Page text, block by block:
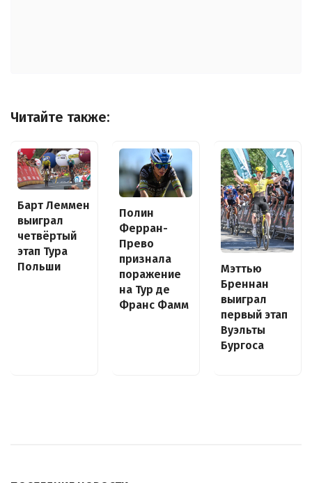
Читайте также:
Барт Леммен
выиграл
четвёртый
этап Тура
Польши
Полин
Ферран-
Прево
признала
поражение
на Тур де
Франс Фамм
Мэттью
Бреннан
выиграл
первый этап
Вуэльты
Бургоса